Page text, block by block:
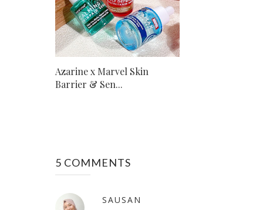
Azarine x Marvel Skin
Barrier & Sen...
5 COMMENTS
SAUSAN